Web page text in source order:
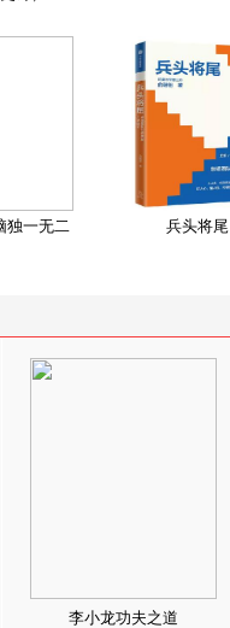
独一无二 兵头将尾
李小龙功夫之道